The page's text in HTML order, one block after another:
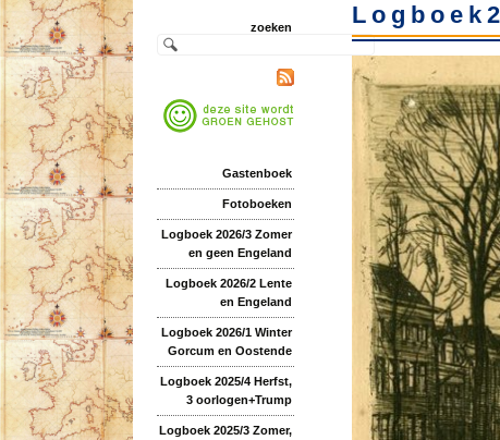
zoeken
Gastenboek
Fotoboeken
Logboek 2026/3 Zomer
en geen Engeland
Logboek 2026/2 Lente
en Engeland
Logboek 2026/1 Winter
Gorcum en Oostende
Logboek 2025/4 Herfst,
3 oorlogen+Trump
Logboek 2025/3 Zomer,